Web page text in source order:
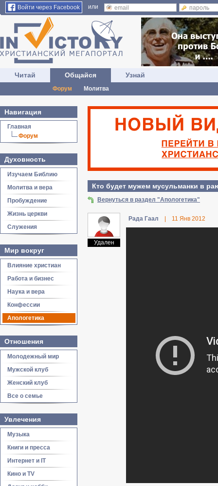
Войти через Facebook или
Читай Общайся
Форум Молитва
Узнай
Навигация
Главная
Форум
Духовность
Изучаем Библию
Молитва и вера
Пробуждение
Жизнь церкви
Служения
Мир вокруг
Влияние христиан
Работа и бизнес
Наука и вера
Конфессии
Апологетика
Отношения
Молодежный мир
Мужской клуб
Женский клуб
Все о семье
Увлечения
Музыка
Книги и пресса
Интернет и IT
Кино и TV
Кто будет мужем мусульманки в
Вернуться в раздел "Апологетика"
Удален
Рада Гаал 11 Янв 2012